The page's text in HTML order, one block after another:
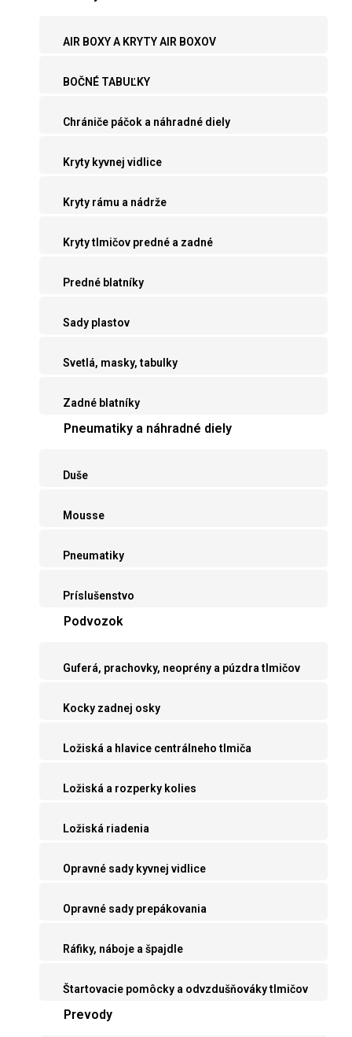
AIR BOXY A KRYTY AIR BOXOV
BOČNÉ TABUĽKY
Chrániče páčok a náhradné diely
Kryty kyvnej vidlice
Kryty rámu a nádrže
Kryty tlmičov predné a zadné
Predné blatníky
Sady plastov
Svetlá, masky, tabulky
Zadné blatníky
Pneumatiky a náhradné diely
Duše
Mousse
Pneumatiky
Príslušenstvo
Podvozok
Guferá, prachovky, neoprény a púzdra tlmičov
Kocky zadnej osky
Ložiská a hlavice centrálneho tlmiča
Ložiská a rozperky kolies
Ložiská riadenia
Opravné sady kyvnej vidlice
Opravné sady prepákovania
Ráfiky, náboje a špajdle
Štartovacie pomôcky a odvzdušňováky tlmičov
Prevody